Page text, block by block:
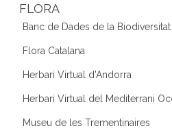
FLORA
Banc de Dades de la
Flora Catalana
Herbari Virtual d'Andorra
Herbari Virtual del Mediterrani
Museu de les Trementinaires